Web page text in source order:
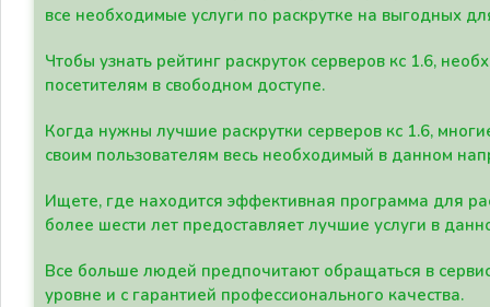
все необходимые услуги по раскрутке на выгодных
Чтобы узнать рейтинг раскруток серверов кс 1.6,
посетителям в свободном доступе.
Когда нужны лучшие раскрутки серверов кс 1.6,
своим пользователям весь необходимый в данном
Ищете, где находится эффективная программа для
более шести лет предоставляет лучшие услуги в
Все больше людей предпочитают обращаться в
уровне и с гарантией профессионального качества.